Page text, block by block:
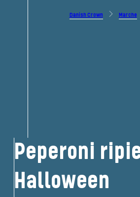
Danish Crown Marche
Peperoni
Halloween